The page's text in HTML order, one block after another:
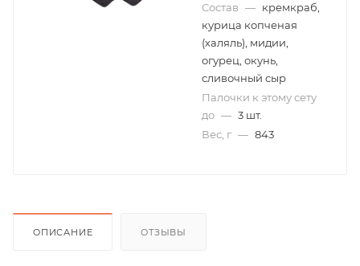
Cостав — кремкраб,
курица копченая
(халяль), мидии,
огурец, окунь,
сливочный сыр
Палочки к этому сету
до — 3 шт.
Вес, г — 843
ОПИСАНИЕ ОТЗЫВЫ